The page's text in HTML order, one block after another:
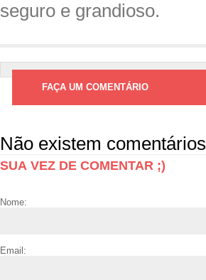
seguro e grandioso.
FAÇA UM COMENTÁRIO
Não existem comentários
SUA VEZ DE COMENTAR ;)
Nome:
Email: